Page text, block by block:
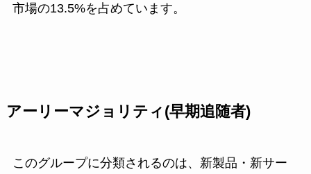
市場の13.5%を占めています。
アーリーマジョリティ(早期追随者)
このグループに分類されるのは、新製品・新サー